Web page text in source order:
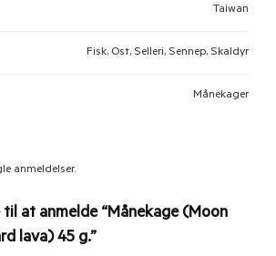
Taiwan
Fisk, Ost, Selleri, Sennep, Skaldyr
Månekager
anmeldelser.
at anmelde “Månekage (Moon
lava) 45 g.”